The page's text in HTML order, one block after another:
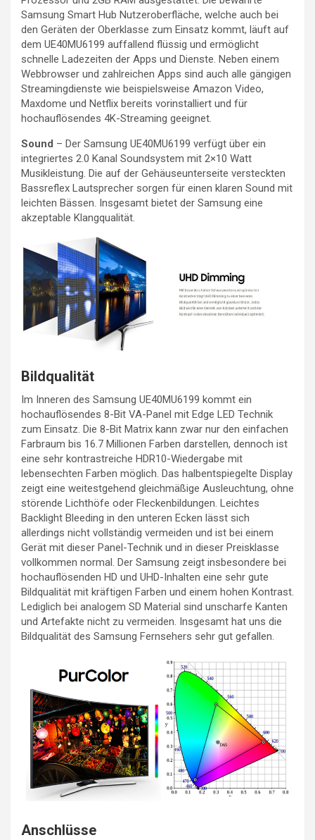
Samsung Smart Hub Nutzeroberfläche, welche auch bei
den Geräten der Oberklasse zum Einsatz kommt, läuft auf
dem UE40MU6199 auffallend flüssig und ermöglicht
schnelle Ladezeiten der Apps und Dienste. Neben einem
Webbrowser und zahlreichen Apps sind auch alle gängigen
Streamingdienste wie beispielsweise Amazon Video,
Maxdome und Netflix bereits vorinstalliert und für
hochauflösendes 4K-Streaming geeignet.
Sound – Der Samsung UE40MU6199 verfügt über ein
integriertes 2.0 Kanal Soundsystem mit 2×10 Watt
Musikleistung. Die auf der Gehäuseunterseite versteckten
Bassreflex Lautsprecher sorgen für einen klaren Sound mit
leichten Bässen. Insgesamt bietet der Samsung eine
akzeptable Klangqualität.
Bildqualität
Im Inneren des Samsung UE40MU6199 kommt ein
hochauflösendes 8-Bit VA-Panel mit Edge LED Technik
zum Einsatz. Die 8-Bit Matrix kann zwar nur den einfachen
Farbraum bis 16.7 Millionen Farben darstellen, dennoch ist
eine sehr kontrastreiche HDR10-Wiedergabe mit
lebensechten Farben möglich. Das halbentspiegelte Display
zeigt eine weitestgehend gleichmäßige Ausleuchtung, ohne
störende Lichthöfe oder Fleckenbildungen. Leichtes
Backlight Bleeding in den unteren Ecken lässt sich
allerdings nicht vollständig vermeiden und ist bei einem
Gerät mit dieser Panel-Technik und in dieser Preisklasse
vollkommen normal. Der Samsung zeigt insbesondere bei
hochauflösenden HD und UHD-Inhalten eine sehr gute
Bildqualität mit kräftigen Farben und einem hohen Kontrast.
Lediglich bei analogem SD Material sind unscharfe Kanten
und Artefakte nicht zu vermeiden. Insgesamt hat uns die
Bildqualität des Samsung Fernsehers sehr gut gefallen.
Anschlüsse